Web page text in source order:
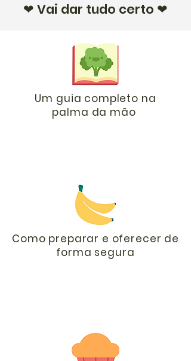
❤ Vai dar tudo certo ❤
Um guia completo na
palma da mão
Como preparar e oferecer de
forma segura